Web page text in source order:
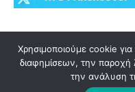
Χρησιμοποιούμε cookie
διαφημίσεων, την παροχή
την ανάλυση